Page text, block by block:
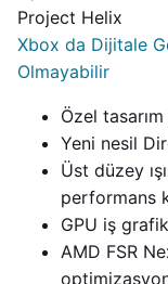
Xbox da Dijitale
Olmayabilir
Özel
Yeni nesil
Üst düzey
performans
GPU iş
AMD FSR